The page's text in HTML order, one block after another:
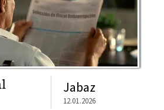
Jabaz
12.01.2026